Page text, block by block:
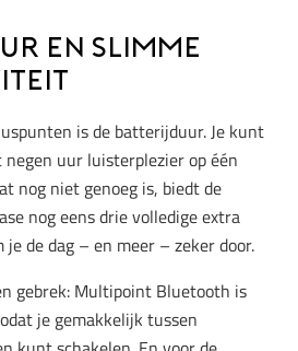
en slimme
is de batterijduur. Je kunt
uur luisterplezier op één
nog niet genoeg is, biedt de
nog eens drie volledige extra
de dag – en meer – zeker door.
gebrek: Multipoint Bluetooth is
je gemakkelijk tussen